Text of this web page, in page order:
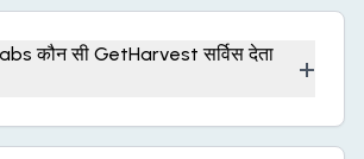
कौन सी GetHarvest सर्विस देता
+